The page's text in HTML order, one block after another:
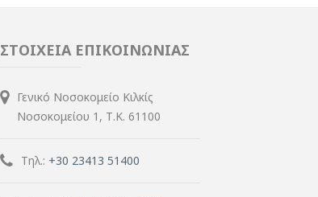
ΣΤΟΙΧΕΙΑ ΕΠΙΚΟΙΝΩΝΙΑΣ
Γενικό Νοσοκομείο Κιλκίς
Νοσοκομείου 1, Τ.Κ. 61100
Τηλ.: +30 23413 51400